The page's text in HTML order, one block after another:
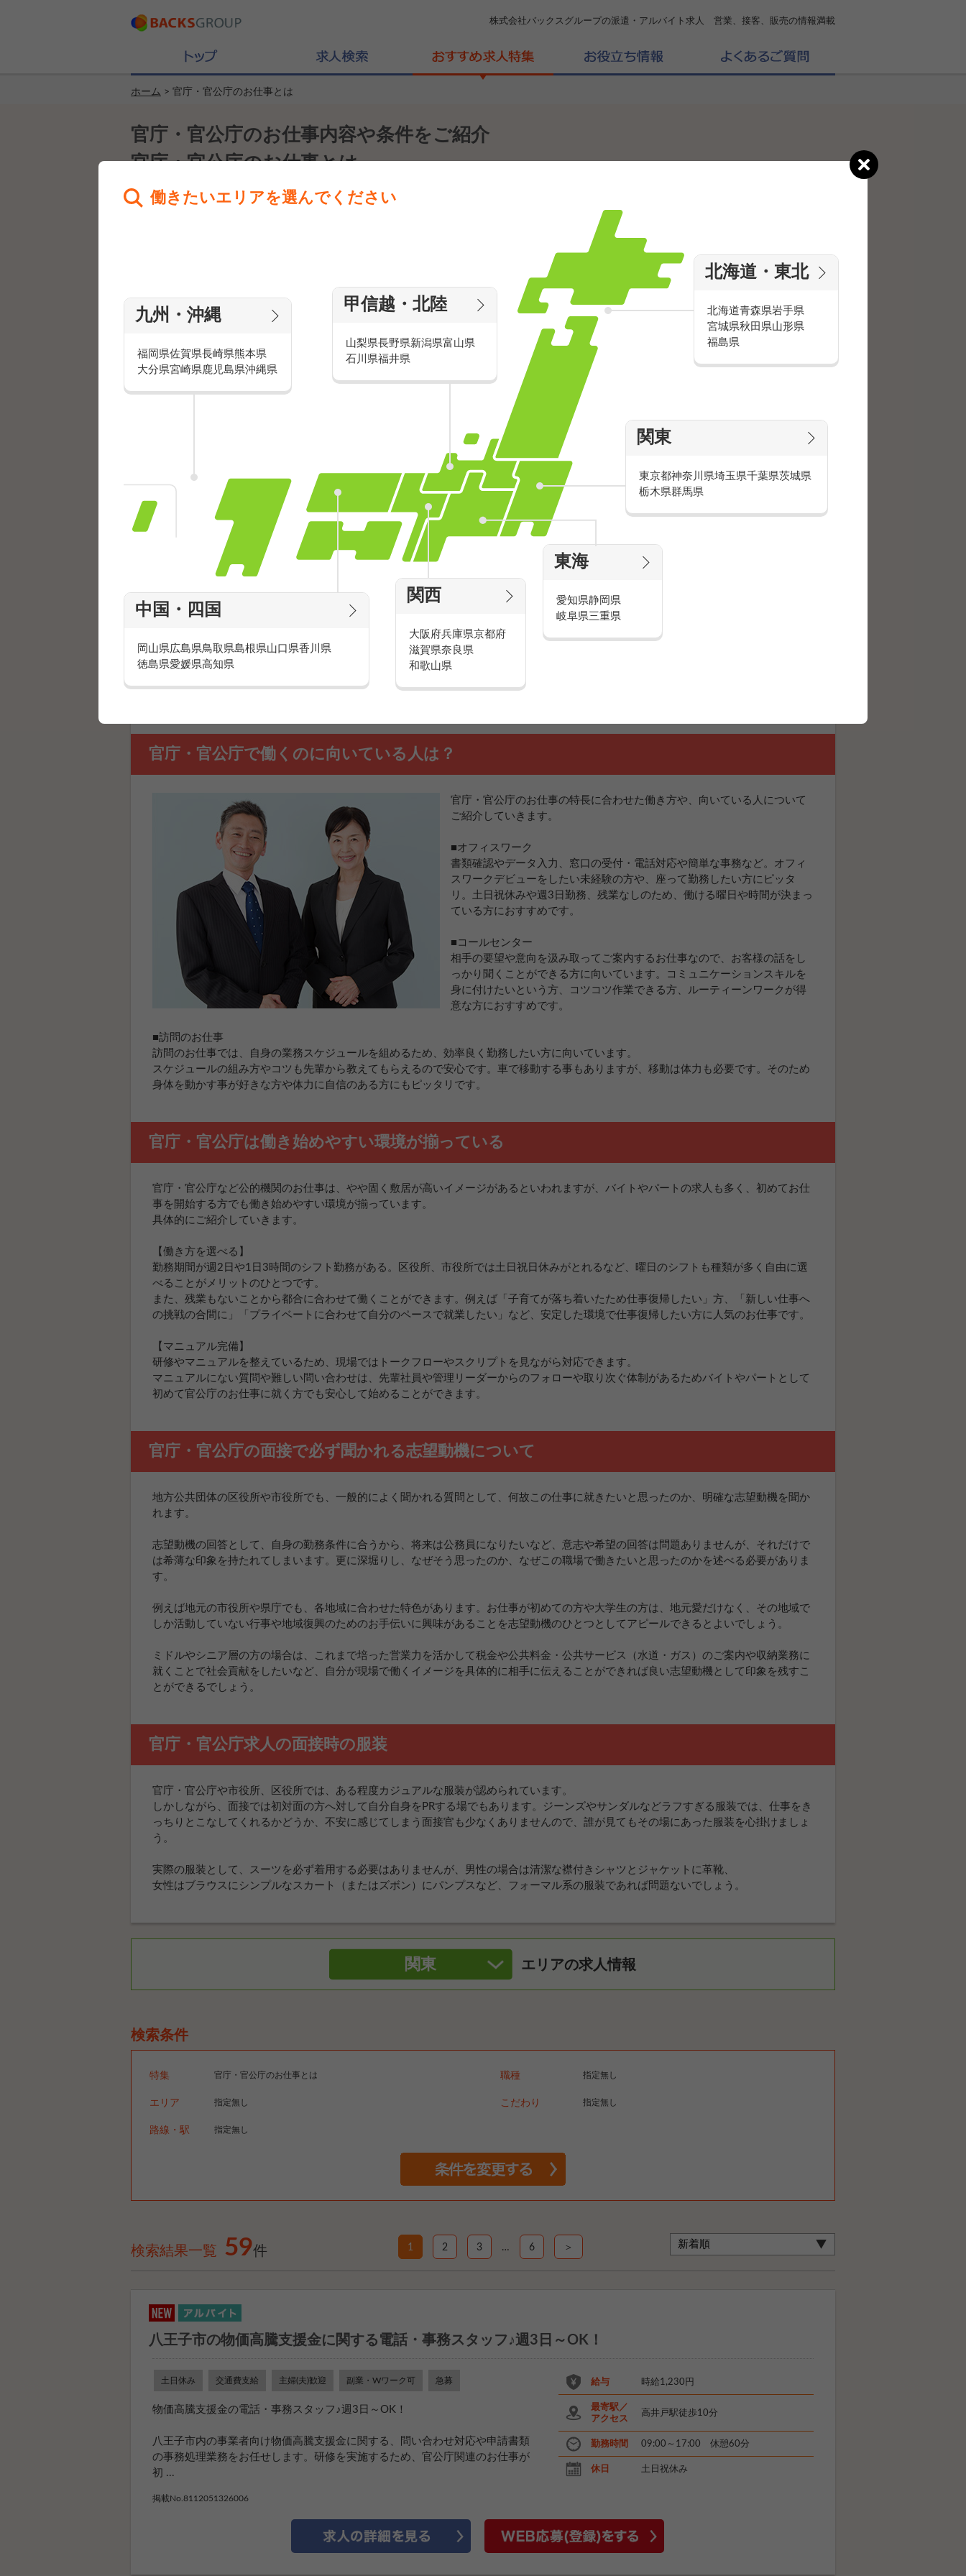
株式会社バックスグループの派遣・アルバイト求人 営業、接客、販売の情報満載
働きたいエリアを選んでください
北海道・東北
北海道青森県岩手県
宮城県秋田県山形県
福島県
関東
東京都神奈川県埼玉県千葉県茨城県
栃木県群馬県
東海
愛知県静岡県
岐阜県三重県
関西
大阪府兵庫県京都府
滋賀県奈良県
和歌山県
中国・四国
岡山県広島県鳥取県島根県山口県香川県
徳島県愛媛県高知県
九州・沖縄
福岡県佐賀県長崎県熊本県
大分県宮崎県鹿児島県沖縄県
甲信越・北陸
山梨県長野県新潟県富山県
石川県福井県
ホーム > 官庁・官公庁のお仕事とは
官庁・官公庁のお仕事内容や条件をご紹介
官庁・官公庁のお仕事とは
官庁・官公庁のお仕事って何をするの？
官公庁のお仕事は、官庁や地方公共団体（区役所、市役所、年金事務所、
税務署など）で働くお仕事です。主に、データ入力などの事務や受付、コ
ールセンター、訪問のお仕事があります。具体的なお仕事の内容について
ご紹介していきます。
■官庁・官公庁、または区役所や市役所でのオフィスワーク
役所や公共施設（官庁、区役所、市役所、都道府県庁、警察署、消防署、
税務署など）で、書類確認やデータ入力、窓口の受付・電話応対をしま
す。
■国民年金のコールセンター
リストを基に電話をし、制度の説明や納付（お支払）依頼、手続きのご案
内をします。簡単なデータ入力も行います。
※国民年金のお仕事は日本年金機構より受託しています。
■国民年金のご案内
リストを基に自宅を訪問し、支払免除や納付（お支払）の依頼をします。
※国民年金のお仕事は日本年金機構より受託しています。
リストを基に自宅へ訪問し、健康保険制度やお支払方法のご案内、各種契約の手続きを行います。
官庁・官公庁で働くのに向いている人は？
官庁・官公庁のお仕事の特長に合わせた働き方や、向いている人について
ご紹介していきます。
■オフィスワーク
書類確認やデータ入力、窓口の受付・電話対応や簡単な事務など。オフィ
スワークデビューをしたい未経験の方や、座って勤務したい方にピッタ
リ。土日祝休みや週3日勤務、残業なしのため、働ける曜日や時間が決まっ
ている方におすすめです。
■コールセンター
相手の要望や意向を汲み取ってご案内するお仕事なので、お客様の話をし
っかり聞くことができる方に向いています。コミュニケーションスキルを
身に付けたいという方、コツコツ作業できる方、ルーティーンワークが得
意な方におすすめです。
■訪問のお仕事
訪問のお仕事では、自身の業務スケジュールを組めるため、効率良く勤務したい方に向いています。
スケジュールの組み方やコツも先輩から教えてもらえるので安心です。車で移動する事もありますが、移動は体力も必要です。そのため
身体を動かす事が好きな方や体力に自信のある方にもピッタリです。
官庁・官公庁は働き始めやすい環境が揃っている
官庁・官公庁など公的機関のお仕事は、やや固く敷居が高いイメージがあるといわれますが、バイトやパートの求人も多く、初めてお仕
事を開始する方でも働き始めやすい環境が揃っています。
具体的にご紹介していきます。
【働き方を選べる】
勤務期間が週2日や1日3時間のシフト勤務がある。区役所、市役所では土日祝日休みがとれるなど、曜日のシフトも種類が多く自由に選
べることがメリットのひとつです。
また、残業もないことから都合に合わせて働くことができます。例えば「子育てが落ち着いたため仕事復帰したい」方、「新しい仕事へ
の挑戦の合間に」「プライベートに合わせて自分のペースで就業したい」など、安定した環境で仕事復帰したい方に人気のお仕事です。
【マニュアル完備】
研修やマニュアルを整えているため、現場ではトークフローやスクリプトを見ながら対応できます。
マニュアルにない質問や難しい問い合わせは、先輩社員や管理リーダーからのフォローや取り次ぐ体制があるためバイトやパートとして
初めて官公庁のお仕事に就く方でも安心して始めることができます。
官庁・官公庁の面接で必ず聞かれる志望動機について
地方公共団体の区役所や市役所でも、一般的によく聞かれる質問として、何故この仕事に就きたいと思ったのか、明確な志望動機を聞か
れます。
志望動機の回答として、自身の勤務条件に合うから、将来は公務員になりたいなど、意志や希望の回答は問題ありませんが、それだけで
は希薄な印象を持たれてしまいます。更に深堀りし、なぜそう思ったのか、なぜこの職場で働きたいと思ったのかを述べる必要がありま
す。
例えば地元の市役所や県庁でも、各地域に合わせた特色があります。お仕事が初めての方や大学生の方は、地元愛だけなく、その地域で
しか活動していない行事や地域復興のためのお手伝いに興味があることを志望動機のひとつとしてアピールできるとよいでしょう。
ミドルやシニア層の方の場合は、これまで培った営業力を活かして税金や公共料金・公共サービス（水道・ガス）のご案内や収納業務に
就くことで社会貢献をしたいなど、自分が現場で働くイメージを具体的に相手に伝えることができれば良い志望動機として印象を残すこ
とができるでしょう。
官庁・官公庁求人の面接時の服装
官庁・官公庁や市役所、区役所では、ある程度カジュアルな服装が認められています。
しかしながら、面接では初対面の方へ対して自分自身をPRする場でもあります。ジーンズやサンダルなどラフすぎる服装では、仕事をき
っちりとこなしてくれるかどうか、不安に感じてしまう面接官も少なくありませんので、誰が見てもその場にあった服装を心掛けましょ
う。
実際の服装として、スーツを必ず着用する必要はありませんが、男性の場合は清潔な襟付きシャツとジャケットに革靴、
女性はブラウスにシンプルなスカート（またはズボン）にパンプスなど、フォーマル系の服装であれば問題ないでしょう。
関東 エリアの求人情報
検索条件
特集 官庁・官公庁のお仕事とは
エリア 指定無し
路線・駅 指定無し
職種 指定無し
こだわり 指定無し
検索結果一覧 59件 1 2 3 … 6 ＞
八王子市の物価高騰支援金に関する電話・事務スタッフ♪週3日～OK！
土日休み 交通費支給 主婦(夫)歓迎 副業・Wワーク可 急募
物価高騰支援金の電話・事務スタッフ♪週3日～OK！
八王子市内の事業者向け物価高騰支援金に関する、問い合わせ対応や申請書類
の事務処理業務をお任せします。研修を実施するため、官公庁関連のお仕事が
初 ...
掲載No.8112051326006
給与 時給1,230円
最寄駅／
アクセス
高井戸駅徒歩10分
勤務時間 09:00～17:00 休憩60分
休日 土日祝休み